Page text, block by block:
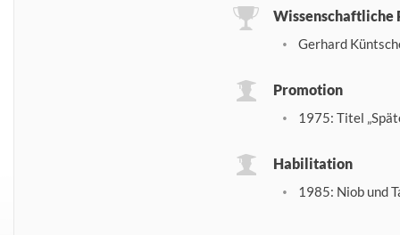
Wissenschaftliche
Gerhard
Promotion
1975: Titel
Habilitation
1985: Niob und